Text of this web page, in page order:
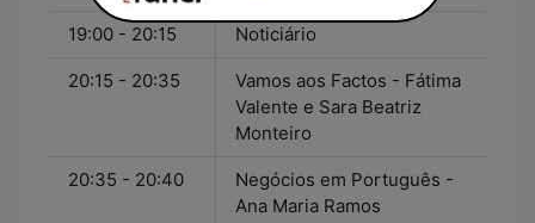
19:00 - 20:15 Noticiário
20:15 - 20:35
Vamos aos Factos - Fátima
Valente e Sara Beatriz
Monteiro
20:35 - 20:40
Negócios em Português -
Ana Maria Ramos